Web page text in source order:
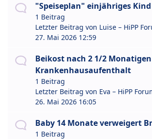
"Speiseplan" einjähriges Kind
1 Beitrag
Letzter Beitrag von Luise – HiPP
27. Mai 2026 12:59
Beikost nach 2 1/2 Monatigen
Krankenhausaufenthalt
1 Beitrag
Letzter Beitrag von Eva – HiPP
26. Mai 2026 16:05
Baby 14 Monate verweigert
1 Beitrag